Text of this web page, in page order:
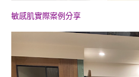
敏感肌實際案例分享